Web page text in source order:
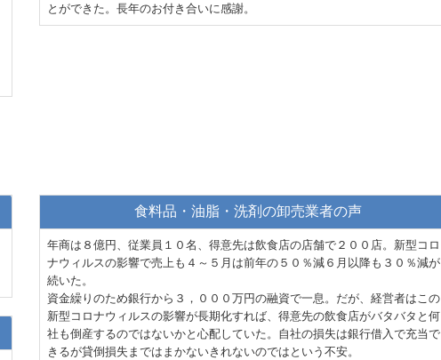
とができた。長年のお付き合いに感謝。
食料品・油脂・洗剤の卸売業者の声
年商は８億円、従業員１０名、得意先は飲食店の店舗で２００店。新型コロ
ナウィルスの影響で売上も４～５月は前年の５０％減６月以降も３０％減が
続いた。
資金繰りのため銀行から３，０００万円の融資で一息。だが、経営者はこの
新型コロナウィルスの影響が長期化すれば、得意先の飲食店がバタバタと何
社も倒産するのではないかと心配していた。自社の損失は銀行借入で充当で
きるが貸倒損失まではまかないきれないのではという不安。